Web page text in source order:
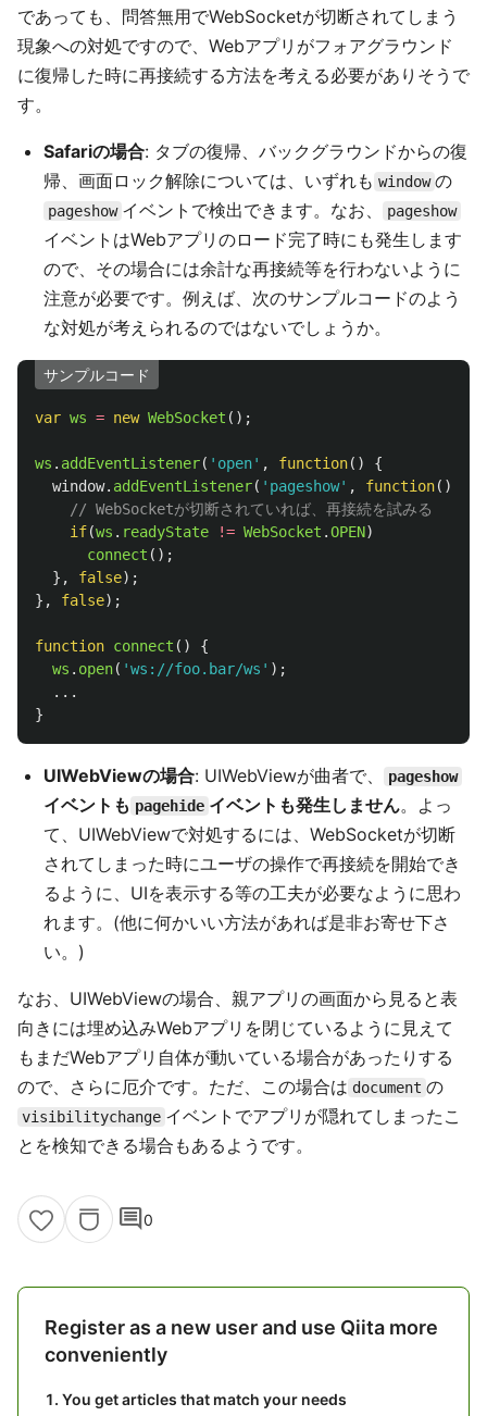
であっても、問答無用でWebSocketが切断されてしまう
現象への対処ですので、Webアプリがフォアグラウンド
に復帰した時に再接続する方法を考える必要がありそうで
す。
Safariの場合: タブの復帰、バックグラウンドからの復
帰、画面ロック解除については、いずれも window の
pageshow イベントで検出できます。なお、 pageshow
イベントはWebアプリのロード完了時にも発生します
ので、その場合には余計な再接続等を行わないように
注意が必要です。例えば、次のサンプルコードのよう
な対処が考えられるのではないでしょうか。
サンプルコード
var ws = new WebSocket ();
ws . addEventListener( ' open' , function()
{
window. addEventListener( ' pageshow' , function()
// WebSocketが切断されていれば、再接続を試みる
if(ws . readyState != WebSocket .OPEN)
connect ();
},
false);
},
false);
function connect ()
{
ws . open( 'ws://foo.bar/ws ' );
...
}
UIWebViewの場合: UIWebViewが曲者で、 pageshow
イベントも pagehide イベントも発生しません。よっ
て、UIWebViewで対処するには、WebSocketが切断
されてしまった時にユーザの操作で再接続を開始でき
るように、UIを表示する等の工夫が必要なように思わ
れます。(他に何かいい方法があれば是非お寄せ下さ
い。)
なお、UIWebViewの場合、親アプリの画面から見ると表
向きには埋め込みWebアプリを閉じているように見えて
もまだWebアプリ自体が動いている場合があったりする
ので、さらに厄介です。ただ、この場合は document の
visibilitychange イベントでアプリが隠れてしまったこ
とを検知できる場合もあるようです。
comment0
Register as a new user and use Qiita more
conveniently
You get articles that match your needs